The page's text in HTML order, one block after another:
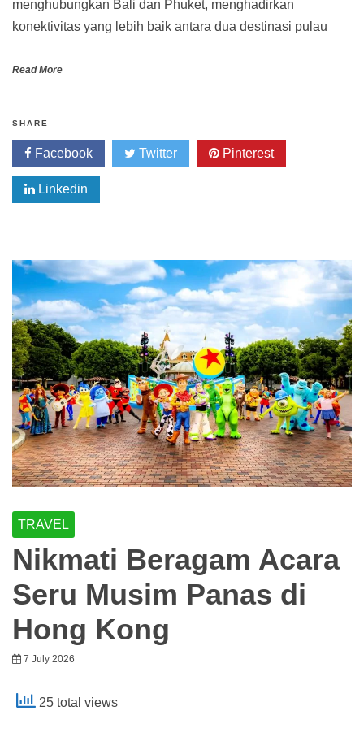
menghubungkan Bali dan Phuket, menghadirkan
konektivitas yang lebih baik antara dua destinasi pulau
Read More
SHARE
Facebook Twitter Pinterest
Linkedin
TRAVEL
Nikmati Beragam Acara
Seru Musim Panas di
Hong Kong
7 July 2026
25 total views